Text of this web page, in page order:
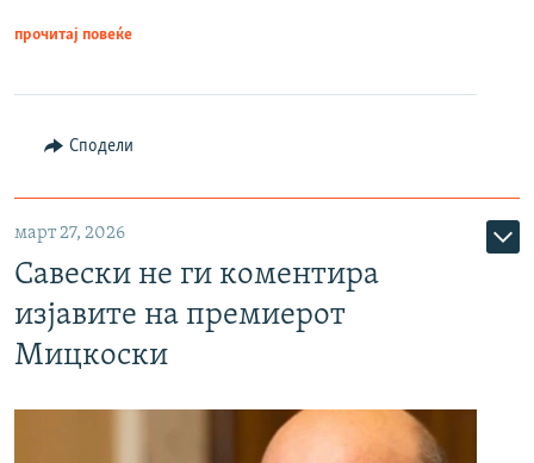
прочитај повеќе
Сподели
март 27, 2026
Савески не ги коментира
изјавите на премиерот
Мицкоски